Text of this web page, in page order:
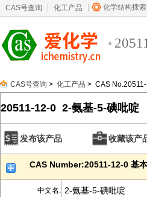
CAS号查询 化工产品 化学结构搜索
CAS号查询 > 化工产品 > CAS
20511-12-0 2-氨基-5-碘吡啶
发布该产品 收藏该产
CAS Number:20511-12-0 基
中文名: 2-氨基-5-碘吡啶